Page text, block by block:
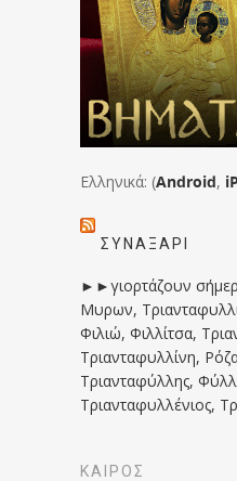
Ελληνικά: (Android,
ΣΥΝΑΞΆΡΙ
►►γιορτάζουν
Μυρων,
Φιλιώ, Φιλλίτσα,
Τριανταφυλλίνη,
Τριανταφύλλης,
Τριανταφυλλένιος,
ΚΑΙΡΟΣ